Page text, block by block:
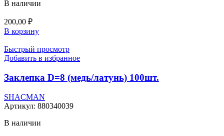
В наличии
200,00 ₽
В корзину
Быстрый просмотр
Добавить в избранное
Заклепка D=8 (медь/латунь) 100шт.
SHACMAN
Артикул: 880340039
В наличии